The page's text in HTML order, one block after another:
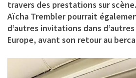
travers des prestations sur
Aïcha Trembler pourrait
d’autres invitations dans
Europe, avant son retour au